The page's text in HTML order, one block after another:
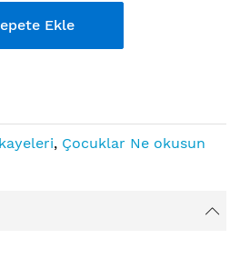
Ekle
, Çocuklar Ne okusun